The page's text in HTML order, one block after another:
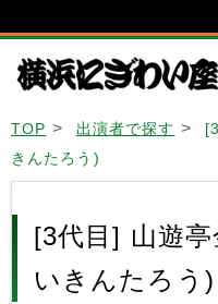
TOP 出演者で探す
きんたろう)
[3代目] 山遊
いきんたろう)